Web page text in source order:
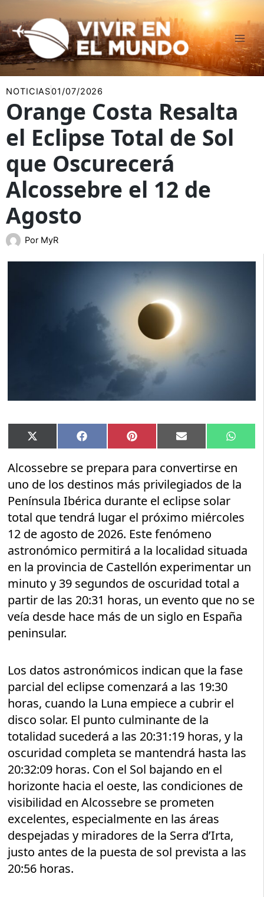
al
contenido
NOTICIAS01/07/2026
Orange Costa Resalta
el Eclipse Total de Sol
que Oscurecerá
Alcossebre el 12 de
Agosto
Por MyR
Compartir
en
X
(Twitter)
Compartir
en
Facebook Compartir
en
Pinterest Compartir
en
Email
en
Alcossebre se prepara para convertirse en
uno de los destinos más privilegiados de la
Península Ibérica durante el eclipse solar
total que tendrá lugar el próximo miércoles
12 de agosto de 2026. Este fenómeno
astronómico permitirá a la localidad situada
en la provincia de Castellón experimentar un
minuto y 39 segundos de oscuridad total a
partir de las 20:31 horas, un evento que no se
veía desde hace más de un siglo en España
peninsular.
Los datos astronómicos indican que la fase
parcial del eclipse comenzará a las 19:30
horas, cuando la Luna empiece a cubrir el
disco solar. El punto culminante de la
totalidad sucederá a las 20:31:19 horas, y la
oscuridad completa se mantendrá hasta las
20:32:09 horas. Con el Sol bajando en el
horizonte hacia el oeste, las condiciones de
visibilidad en Alcossebre se prometen
excelentes, especialmente en las áreas
despejadas y miradores de la Serra d’Irta,
justo antes de la puesta de sol prevista a las
20:56 horas.